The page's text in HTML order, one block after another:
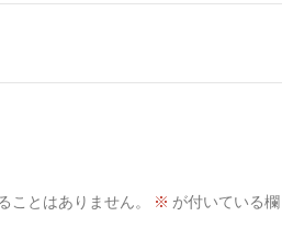
ことはありません。 ※ が付いている欄